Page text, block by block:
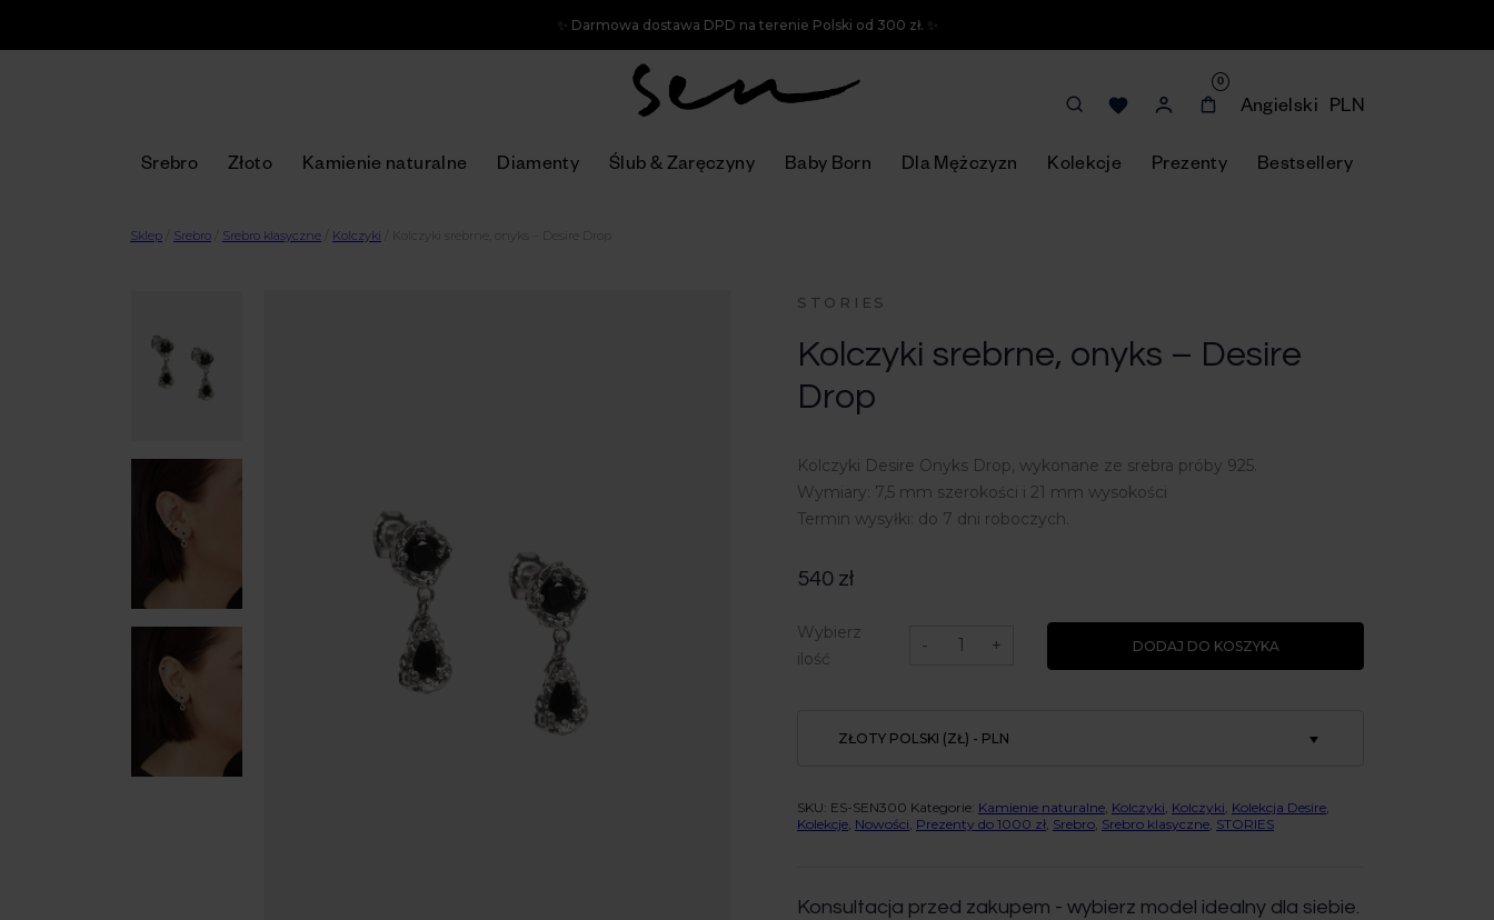
✨ Darmowa dostawa DPD na terenie Polski od 300 zł. ✨
0
Angielski PLN
Srebro Złoto Kamienie naturalne Diamenty Ślub & Zaręczyny Baby Born Dla Mężczyzn Kolekcje Prezenty Bestsellery
Sklep Srebro Srebro klasyczne Kolczyki Kolczyki srebrne, onyks – Desire Drop
STORIES
Kolczyki srebrne, onyks – Desire
Drop
Kolczyki Desire Onyks Drop, wykonane ze srebra próby 925.
Wymiary: 7,5 mm szerokości i 21 mm wysokości
Termin wysyłki: do 7 dni roboczych.
540 zł
Wybierz
ilość
- + DODAJ DO KOSZYKA
ZŁOTY POLSKI (ZŁ) - PLN
SKU: ES-SEN300 Kategorie: Kamienie naturalne, Kolczyki, Kolczyki, Kolekcja Desire,
Kolekcje, Nowości, Prezenty do 1000 zł, Srebro, Srebro klasyczne, STORIES
Konsultacja przed zakupem - wybierz model idealny dla siebie.